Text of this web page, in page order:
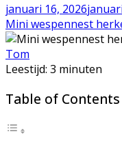
januari 16, 2026
Mini wespennest
Tom
Leestijd: 3 minuten
Table of Contents